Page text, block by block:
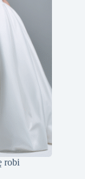
robi